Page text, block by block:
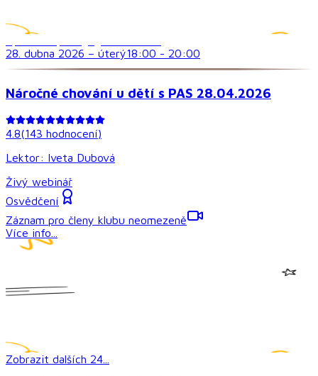
28. dubna 2026 – úterý18:00 - 20:00
Náročné chování u dětí s PAS 28.04.2026
4.8(143 hodnocení)
Lektor: Iveta Dubová
Živý webinář
Osvědčení
Záznam pro členy klubu neomezeně
Více info...
Zobrazit dalších 24